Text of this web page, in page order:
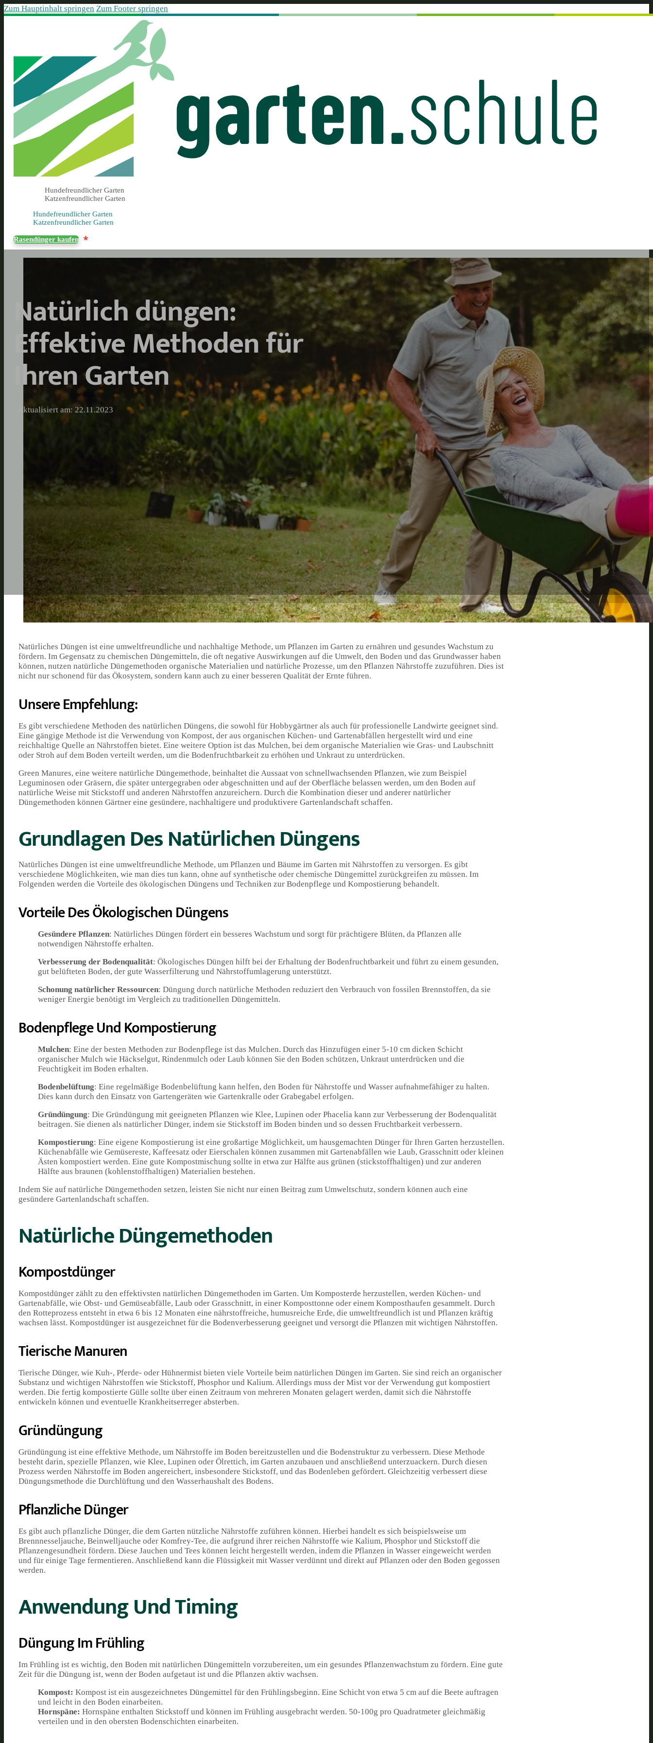
Zum Hauptinhalt springen Zum Footer springen
Hundefreundlicher Garten
Katzenfreundlicher Garten
Hundefreundlicher Garten
Katzenfreundlicher Garten
Rasendünger kaufen *
Natürlich düngen:
Effektive Methoden für
Ihren Garten
Aktualisiert am: 22.11.2023
Natürliches Düngen ist eine umweltfreundliche und nachhaltige Methode, um Pflanzen im Garten zu ernähren und gesundes Wachstum zu
fördern. Im Gegensatz zu chemischen Düngemitteln, die oft negative Auswirkungen auf die Umwelt, den Boden und das Grundwasser haben
können, nutzen natürliche Düngemethoden organische Materialien und natürliche Prozesse, um den Pflanzen Nährstoffe zuzuführen. Dies ist
nicht nur schonend für das Ökosystem, sondern kann auch zu einer besseren Qualität der Ernte führen.
Unsere Empfehlung:
Es gibt verschiedene Methoden des natürlichen Düngens, die sowohl für Hobbygärtner als auch für professionelle Landwirte geeignet sind.
Eine gängige Methode ist die Verwendung von Kompost, der aus organischen Küchen- und Gartenabfällen hergestellt wird und eine
reichhaltige Quelle an Nährstoffen bietet. Eine weitere Option ist das Mulchen, bei dem organische Materialien wie Gras- und Laubschnitt
oder Stroh auf dem Boden verteilt werden, um die Bodenfruchtbarkeit zu erhöhen und Unkraut zu unterdrücken.
Green Manures, eine weitere natürliche Düngemethode, beinhaltet die Aussaat von schnellwachsenden Pflanzen, wie zum Beispiel
Leguminosen oder Gräsern, die später untergegraben oder abgeschnitten und auf der Oberfläche belassen werden, um den Boden auf
natürliche Weise mit Stickstoff und anderen Nährstoffen anzureichern. Durch die Kombination dieser und anderer natürlicher
Düngemethoden können Gärtner eine gesündere, nachhaltigere und produktivere Gartenlandschaft schaffen.
Grundlagen Des Natürlichen Düngens
Natürliches Düngen ist eine umweltfreundliche Methode, um Pflanzen und Bäume im Garten mit Nährstoffen zu versorgen. Es gibt
verschiedene Möglichkeiten, wie man dies tun kann, ohne auf synthetische oder chemische Düngemittel zurückgreifen zu müssen. Im
Folgenden werden die Vorteile des ökologischen Düngens und Techniken zur Bodenpflege und Kompostierung behandelt.
Vorteile Des Ökologischen Düngens
Gesündere Pflanzen: Natürliches Düngen fördert ein besseres Wachstum und sorgt für prächtigere Blüten, da Pflanzen alle
notwendigen Nährstoffe erhalten.
Verbesserung der Bodenqualität: Ökologisches Düngen hilft bei der Erhaltung der Bodenfruchtbarkeit und führt zu einem gesunden,
gut belüfteten Boden, der gute Wasserfilterung und Nährstoffumlagerung unterstützt.
Schonung natürlicher Ressourcen: Düngung durch natürliche Methoden reduziert den Verbrauch von fossilen Brennstoffen, da sie
weniger Energie benötigt im Vergleich zu traditionellen Düngemitteln.
Bodenpflege Und Kompostierung
Mulchen: Eine der besten Methoden zur Bodenpflege ist das Mulchen. Durch das Hinzufügen einer 5-10 cm dicken Schicht
organischer Mulch wie Häckselgut, Rindenmulch oder Laub können Sie den Boden schützen, Unkraut unterdrücken und die
Feuchtigkeit im Boden erhalten.
Bodenbelüftung: Eine regelmäßige Bodenbelüftung kann helfen, den Boden für Nährstoffe und Wasser aufnahmefähiger zu halten.
Dies kann durch den Einsatz von Gartengeräten wie Gartenkralle oder Grabegabel erfolgen.
Gründüngung: Die Gründüngung mit geeigneten Pflanzen wie Klee, Lupinen oder Phacelia kann zur Verbesserung der Bodenqualität
beitragen. Sie dienen als natürlicher Dünger, indem sie Stickstoff im Boden binden und so dessen Fruchtbarkeit verbessern.
Kompostierung: Eine eigene Kompostierung ist eine großartige Möglichkeit, um hausgemachten Dünger für Ihren Garten herzustellen.
Küchenabfälle wie Gemüsereste, Kaffeesatz oder Eierschalen können zusammen mit Gartenabfällen wie Laub, Grasschnitt oder kleinen
Ästen kompostiert werden. Eine gute Kompostmischung sollte in etwa zur Hälfte aus grünen (stickstoffhaltigen) und zur anderen
Hälfte aus braunen (kohlenstoffhaltigen) Materialien bestehen.
Indem Sie auf natürliche Düngemethoden setzen, leisten Sie nicht nur einen Beitrag zum Umweltschutz, sondern können auch eine
gesündere Gartenlandschaft schaffen.
Natürliche Düngemethoden
Kompostdünger
Kompostdünger zählt zu den effektivsten natürlichen Düngemethoden im Garten. Um Komposterde herzustellen, werden Küchen- und
Gartenabfälle, wie Obst- und Gemüseabfälle, Laub oder Grasschnitt, in einer Komposttonne oder einem Komposthaufen gesammelt. Durch
den Rotteprozess entsteht in etwa 6 bis 12 Monaten eine nährstoffreiche, humusreiche Erde, die umweltfreundlich ist und Pflanzen kräftig
wachsen lässt. Kompostdünger ist ausgezeichnet für die Bodenverbesserung geeignet und versorgt die Pflanzen mit wichtigen Nährstoffen.
Tierische Manuren
Tierische Dünger, wie Kuh-, Pferde- oder Hühnermist bieten viele Vorteile beim natürlichen Düngen im Garten. Sie sind reich an organischer
Substanz und wichtigen Nährstoffen wie Stickstoff, Phosphor und Kalium. Allerdings muss der Mist vor der Verwendung gut kompostiert
werden. Die fertig kompostierte Gülle sollte über einen Zeitraum von mehreren Monaten gelagert werden, damit sich die Nährstoffe
entwickeln können und eventuelle Krankheitserreger absterben.
Gründüngung
Gründüngung ist eine effektive Methode, um Nährstoffe im Boden bereitzustellen und die Bodenstruktur zu verbessern. Diese Methode
besteht darin, spezielle Pflanzen, wie Klee, Lupinen oder Ölrettich, im Garten anzubauen und anschließend unterzuackern. Durch diesen
Prozess werden Nährstoffe im Boden angereichert, insbesondere Stickstoff, und das Bodenleben gefördert. Gleichzeitig verbessert diese
Düngungsmethode die Durchlüftung und den Wasserhaushalt des Bodens.
Pflanzliche Dünger
Es gibt auch pflanzliche Dünger, die dem Garten nützliche Nährstoffe zuführen können. Hierbei handelt es sich beispielsweise um
Brennnesseljauche, Beinwelljauche oder Komfrey-Tee, die aufgrund ihrer reichen Nährstoffe wie Kalium, Phosphor und Stickstoff die
Pflanzengesundheit fördern. Diese Jauchen und Tees können leicht hergestellt werden, indem die Pflanzen in Wasser eingeweicht werden
und für einige Tage fermentieren. Anschließend kann die Flüssigkeit mit Wasser verdünnt und direkt auf Pflanzen oder den Boden gegossen
werden.
Anwendung Und Timing
Düngung Im Frühling
Im Frühling ist es wichtig, den Boden mit natürlichen Düngemitteln vorzubereiten, um ein gesundes Pflanzenwachstum zu fördern. Eine gute
Zeit für die Düngung ist, wenn der Boden aufgetaut ist und die Pflanzen aktiv wachsen.
Kompost: Kompost ist ein ausgezeichnetes Düngemittel für den Frühlingsbeginn. Eine Schicht von etwa 5 cm auf die Beete auftragen
und leicht in den Boden einarbeiten.
Hornspäne: Hornspäne enthalten Stickstoff und können im Frühling ausgebracht werden. 50-100g pro Quadratmeter gleichmäßig
verteilen und in den obersten Bodenschichten einarbeiten.